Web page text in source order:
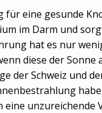
für eine gesunde
im Darm und
hat es nur
diese der
der Schweiz und
eine unzureichende